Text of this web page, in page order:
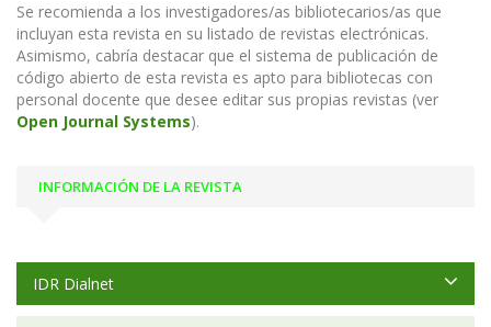
Se recomienda a los investigadores/as bibliotecarios/as que
incluyan esta revista en su listado de revistas electrónicas.
Asimismo, cabría destacar que el sistema de publicación de
código abierto de esta revista es apto para bibliotecas con
personal docente que desee editar sus propias revistas (ver
Open Journal Systems).
INFORMACIÓN DE LA REVISTA
IDR Dialnet